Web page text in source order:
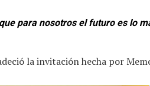
para nosotros el futuro es lo
la invitación hecha por